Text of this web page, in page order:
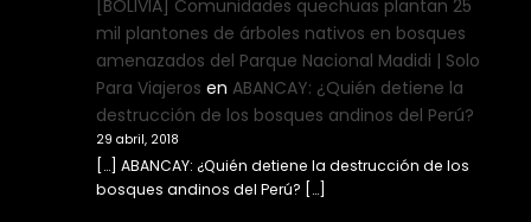
[BOLIVIA] Comunidades quechuas plantan 25
mil plantones de árboles nativos en bosques
amenazados del Parque Nacional Madidi | Solo
Para Viajeros en ABANCAY: ¿Quién detiene la
destrucción de los bosques andinos del Perú?
29 abril, 2018
[…] ABANCAY: ¿Quién detiene la destrucción de los
bosques andinos del Perú? […]